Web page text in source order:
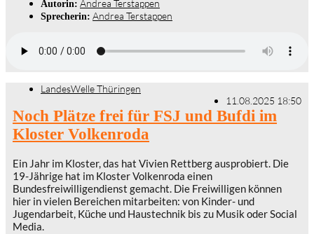
Autorin: Andrea Terstappen
Sprecherin: Andrea Terstappen
LandesWelle Thüringen
11.08.2025 18:50
Noch Plätze frei für FSJ und Bufdi im
Kloster Volkenroda
Ein Jahr im Kloster, das hat Vivien Rettberg ausprobiert. Die
19-Jährige hat im Kloster Volkenroda einen
Bundesfreiwilligendienst gemacht. Die Freiwilligen können
hier in vielen Bereichen mitarbeiten: von Kinder- und
Jugendarbeit, Küche und Haustechnik bis zu Musik oder Social
Media.